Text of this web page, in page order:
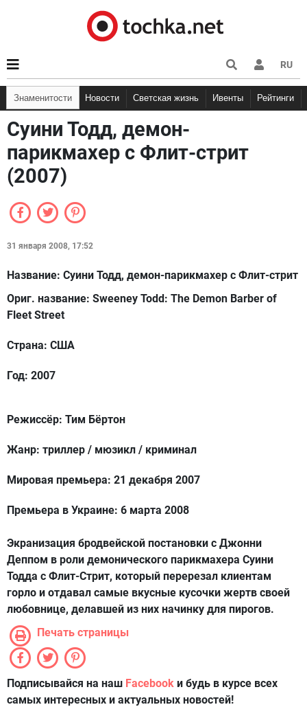
RU
Знаменитости Новости Светская жизнь Ивенты Рейтинги
Суини Тодд, демон-
парикмахер с Флит-стрит
(2007)
31 января 2008, 17:52
Название: Суини Тодд, демон-парикмахер с Флит-стрит
Ориг. название: Sweeney Todd: The Demon Barber of
Fleet Street
Страна: США
Год: 2007
Режиссёр: Тим Бёртон
Жанр: триллер / мюзикл / криминал
Мировая премьера: 21 декабря 2007
Премьера в Украине: 6 марта 2008
Экранизация бродвейской постановки с Джонни
Деппом в роли демонического парикмахера Суини
Тодда с Флит-Стрит, который перерезал клиентам
горло и отдавал самые вкусные кусочки жертв своей
любовнице, делавшей из них начинку для пирогов.
Печать страницы
Подписывайся на наш Facebook и будь в курсе всех
самых интересных и актуальных новостей!